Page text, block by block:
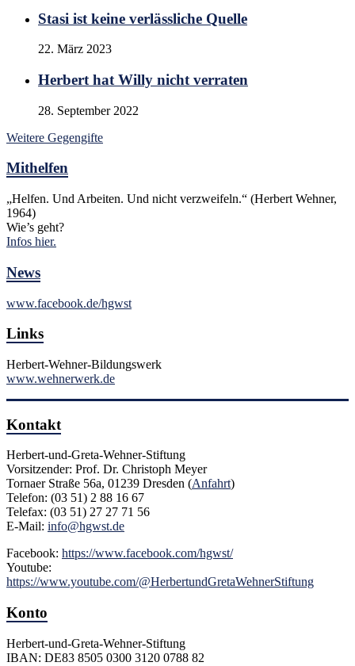
Stasi ist keine verlässliche Quelle
22. März 2023
Herbert hat Willy nicht verraten
28. September 2022
Weitere Gegengifte
Mithelfen
„Helfen. Und Arbeiten. Und nicht verzweifeln.“ (Herbert Wehner,
1964)
Wie’s geht?
Infos hier.
News
www.facebook.de/hgwst
Links
Herbert-Wehner-Bildungswerk
www.wehnerwerk.de
Kontakt
Herbert-und-Greta-Wehner-Stiftung
Vorsitzender: Prof. Dr. Christoph Meyer
Tornaer Straße 56a, 01239 Dresden (Anfahrt)
Telefon: (03 51) 2 88 16 67
Telefax: (03 51) 27 27 71 56
E-Mail: info@hgwst.de
Facebook: https://www.facebook.com/hgwst/
Youtube:
https://www.youtube.com/@HerbertundGretaWehnerStiftung
Konto
Herbert-und-Greta-Wehner-Stiftung
IBAN: DE83 8505 0300 3120 0788 82